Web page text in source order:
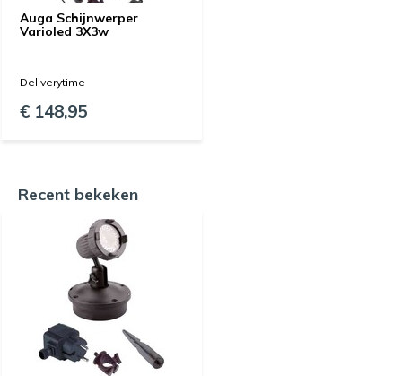
Auga Schijnwerper
Varioled 3X3w
Deliverytime
€ 148,95
Recent bekeken